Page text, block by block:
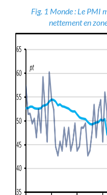
Fig. 1 Monde : Le PMI
nettement en